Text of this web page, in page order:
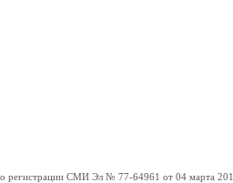
СМИ Эл № 77-64961 от 04 марта